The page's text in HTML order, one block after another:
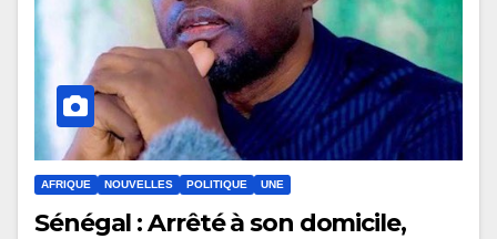
AFRIQUE NOUVELLES POLITIQUE UNE
Sénégal : Arrêté à son domicile,